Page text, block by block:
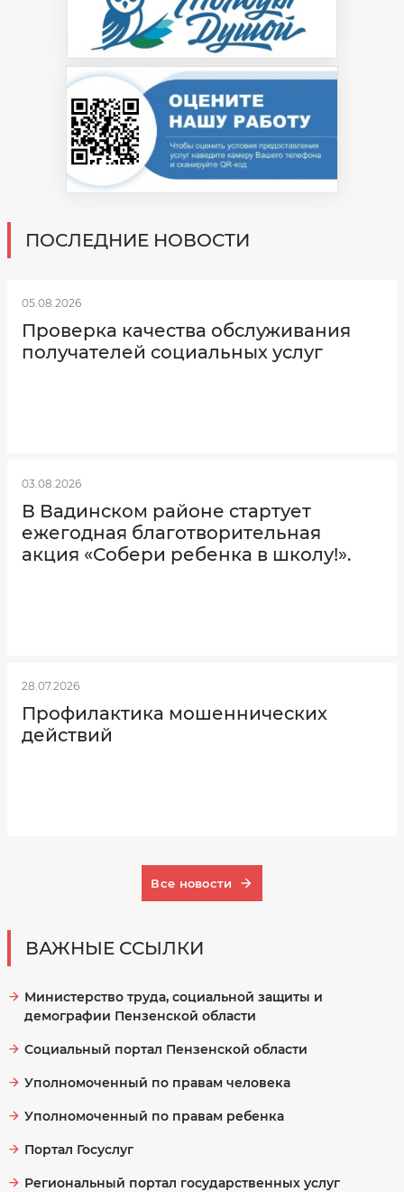
ПОСЛЕДНИЕ НОВОСТИ
05.08.2026
Проверка качества обслуживания
получателей социальных услуг
03.08.2026
В Вадинском районе стартует
ежегодная благотворительная
акция «Собери ребенка в школу!».
28.07.2026
Профилактика мошеннических
действий
Все новости
ВАЖНЫЕ ССЫЛКИ
Министерство труда, социальной защиты и
демографии Пензенской области
Социальный портал Пензенской области
Уполномоченный по правам человека
Уполномоченный по правам ребенка
Портал Госуслуг
Региональный портал государственных услуг